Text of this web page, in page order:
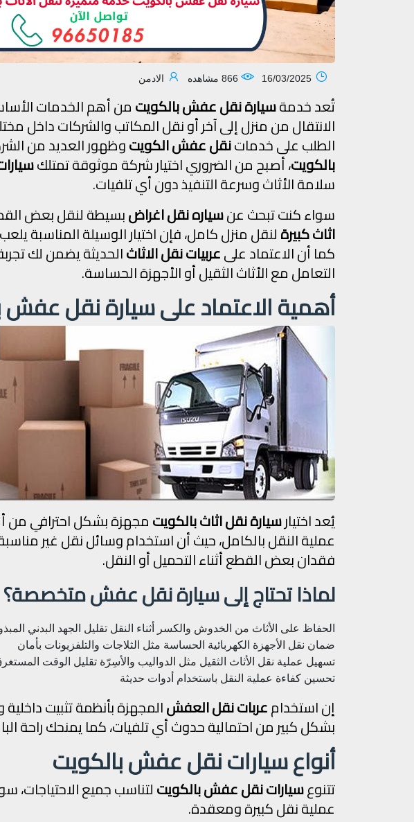
الادمن
تُعد خدمةسيارة نقل عفش بالكويتمن أهم الخدمات
الانتقال من منزل إلى آخر أو نقل المكاتب والشركات داخل
الطلب على خدماتنقل عفش الكويتوظهور العديد من
بالكويت، أصبح من الضروري اختيار شركة موثوقة تمتلك
سلامة الأثاث وسرعة التنفيذ دون أي تلفيات.
سواء كنت تبحث عنسياره نقل اغراضبسيطة لنقل بعض
اثاث كبيرةلنقل منزل كامل، فإن اختيار الوسيلة المناسبة
كما أن الاعتماد علىعربيات نقل الاثاثالحديثة يضمن لك
التعامل مع الأثاث الثقيل أو الأجهزة الحساسة.
أهمية الاعتماد على سيارة نقل
يُعد اختيارسيارة نقل اثاث بالكويتمجهزة بشكل احترافي من
عملية النقل بالكامل، حيث أن استخدام وسائل نقل غير
فقدان بعض القطع أثناء التحميل أو النقل.
لماذا تحتاج إلى سيارة نقل عفش متخصصة؟
الحفاظ على الأثاث من الخدوش والكسر أثناء النقل تقليل الجهد البدني
ضمان نقل الأجهزة الكهربائية الحساسة مثل الثلاجات والتلفزيونات بأمان
تسهيل عملية نقل الأثاث الثقيل مثل الدواليب والأسِرّة تقليل الوقت
تحسين كفاءة عملية النقل باستخدام أدوات حديثة
إن استخدامعربات نقل العفشالمجهزة بأنظمة تثبيت
بشكل كبير من احتمالية حدوث أي تلفيات، كما يمنحك راحة
أنواع سيارات نقل عفش بالكويت
تتنوعسيارات نقل عفش بالكويتلتناسب جميع الاحتياجات،
عملية نقل كبيرة ومعقدة.